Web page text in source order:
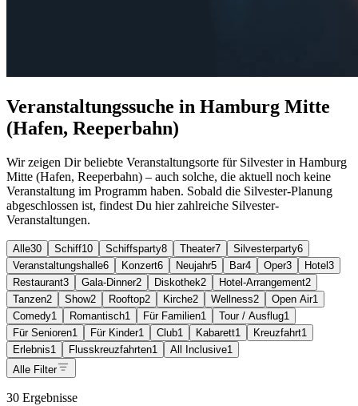
Veranstaltungssuche in Hamburg Mitte
(Hafen, Reeperbahn)
Wir zeigen Dir beliebte Veranstaltungsorte für Silvester in Hamburg
Mitte (Hafen, Reeperbahn) – auch solche, die aktuell noch keine
Veranstaltung im Programm haben. Sobald die Silvester-Planung
abgeschlossen ist, findest Du hier zahlreiche Silvester-
Veranstaltungen.
Alle30 Schiff10 Schiffsparty8 Theater7 Silvesterparty6
Veranstaltungshalle6 Konzert6 Neujahr5 Bar4 Oper3 Hotel 3
Restaurant3 Gala-Dinner2 Diskothek2 Hotel-Arrangement2
Tanzen2 Show2 Rooftop2 Kirche2 Wellness2 Open Air1
Comedy1 Romantisch1 Für Familien1 Tour / Ausflug1
Für Senioren1 Für Kinder1 Club1 Kabarett1 Kreuzfahrt1
Erlebnis1 Flusskreuzfahrten1 All Inclusive1
Alle Filter
30 Ergebnisse